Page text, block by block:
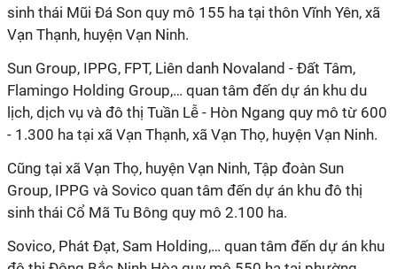
sinh thái Mũi Đá Son quy mô 155 ha tại thôn Vĩnh Yên, xã
Vạn Thạnh, huyện Vạn Ninh.
Sun Group, IPPG, FPT, Liên danh Novaland - Đất Tâm,
Flamingo Holding Group,… quan tâm đến dự án khu du
lịch, dịch vụ và đô thị Tuần Lễ - Hòn Ngang quy mô từ 600
- 1.300 ha tại xã Vạn Thạnh, xã Vạn Thọ, huyện Vạn Ninh.
Cũng tại xã Vạn Thọ, huyện Vạn Ninh, Tập đoàn Sun
Group, IPPG và Sovico quan tâm đến dự án khu đô thị
sinh thái Cổ Mã Tu Bông quy mô 2.100 ha.
Sovico, Phát Đạt, Sam Holding,… quan tâm đến dự án khu